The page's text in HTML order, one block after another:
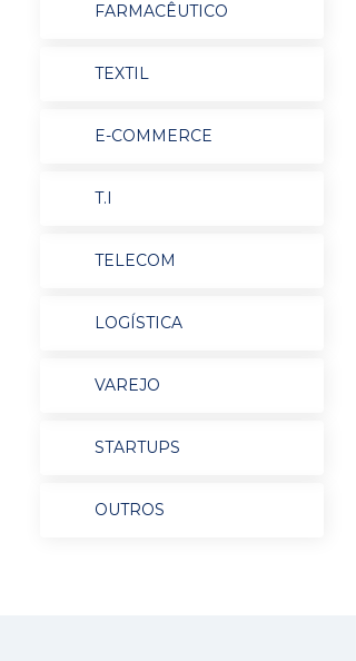
FARMACÊUTICO
TEXTIL
E-COMMERCE
T.I
TELECOM
LOGÍSTICA
VAREJO
STARTUPS
OUTROS